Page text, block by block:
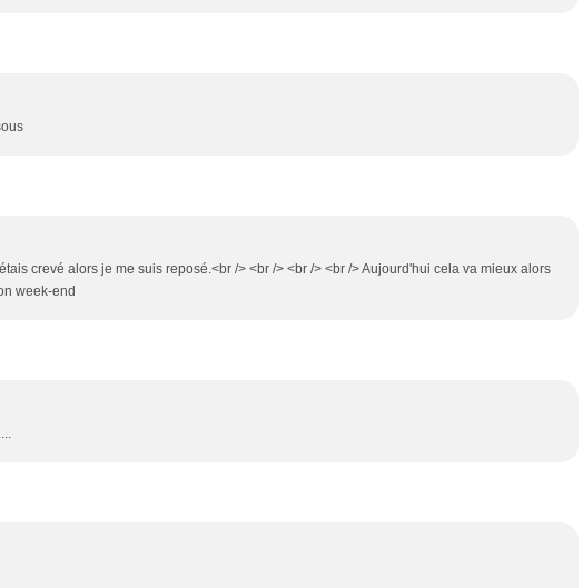
crevé alors je me suis reposé.<br /> <br /> <br /> <br /> Aujourd'hui cela va mieux alors
week-end